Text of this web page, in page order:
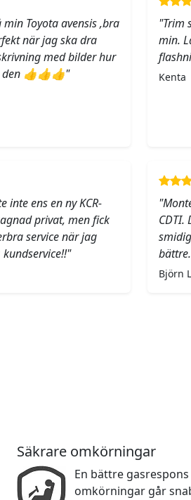
Toyota avensis ,bra
när jag ska dra
med bilder hur
den 👍👍👍"
"Trim
min.
Kenta
inte ens en ny KCR-
privat, men fick
service när jag
Björn
Säkrare omkörningar
En bättre
omkörningar går